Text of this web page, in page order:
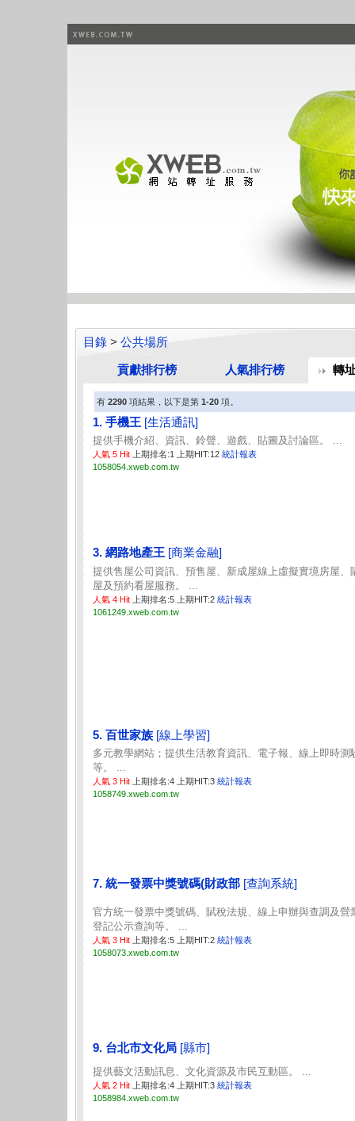
目錄 > 公共場所
貢獻排行榜 人氣排行榜 轉
有 2290 項結果，以下是第 1-20 項。
1. 手機王 [生活通訊]
提供手機介紹、資訊、鈴聲、遊戲、貼圖及討論區。 ...
人氣 5 Hit 上期排名:1 上期HIT:12 統計報表
1058054.xweb.com.tw
3. 網路地產王 [商業金融]
提供售屋公司資訊、預售屋、新成屋線上虛擬實境房屋、
屋及預約看屋服務。 ...
人氣 4 Hit 上期排名:5 上期HIT:2 統計報表
1061249.xweb.com.tw
5. 百世家族 [線上學習]
多元教學網站；提供生活教育資訊、電子報、線上即時測
等。 ...
人氣 3 Hit 上期排名:4 上期HIT:3 統計報表
1058749.xweb.com.tw
7. 統一發票中獎號碼(財政部 [查詢系統]
官方統一發票中獎號碼、賦稅法規、線上申辦與查調及營
登記公示查詢等。 ...
人氣 3 Hit 上期排名:5 上期HIT:2 統計報表
1058073.xweb.com.tw
9. 台北市文化局 [縣市]
提供藝文活動訊息、文化資源及市民互動區。 ...
人氣 2 Hit 上期排名:4 上期HIT:3 統計報表
1058984.xweb.com.tw